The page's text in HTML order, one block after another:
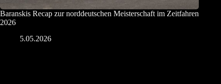
Baranskis Recap zur norddeutschen Meisterschaft im Zeitfahren
2026
5.05.2026